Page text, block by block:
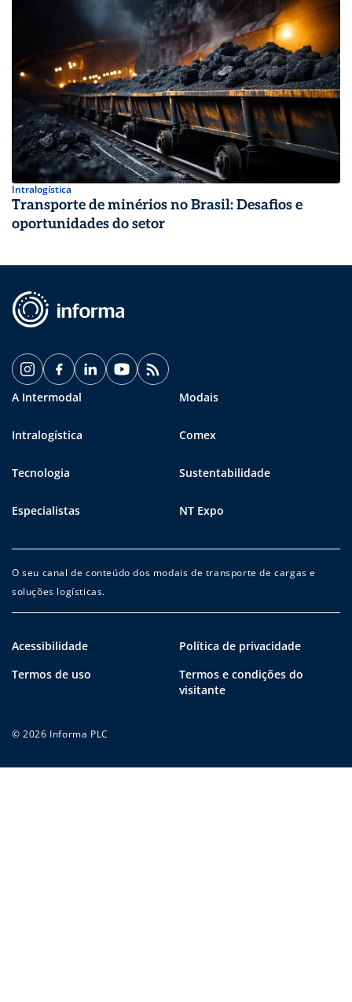
Intralogística
Transporte de minérios no Brasil: Desafios e
oportunidades do setor
A Intermodal Modais
Intralogística Comex
Tecnologia Sustentabilidade
Especialistas NT Expo
O seu canal de conteúdo dos modais de transporte de cargas e
soluções logísticas.
Acessibilidade
Política de privacidade
Termos de uso
Termos e condições do
visitante
© 2026 Informa PLC